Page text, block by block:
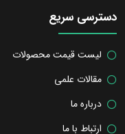
دسترسی سریع
لیست قیمت محصولات
مقالات علمی
درباره ما
ارتباط با ما